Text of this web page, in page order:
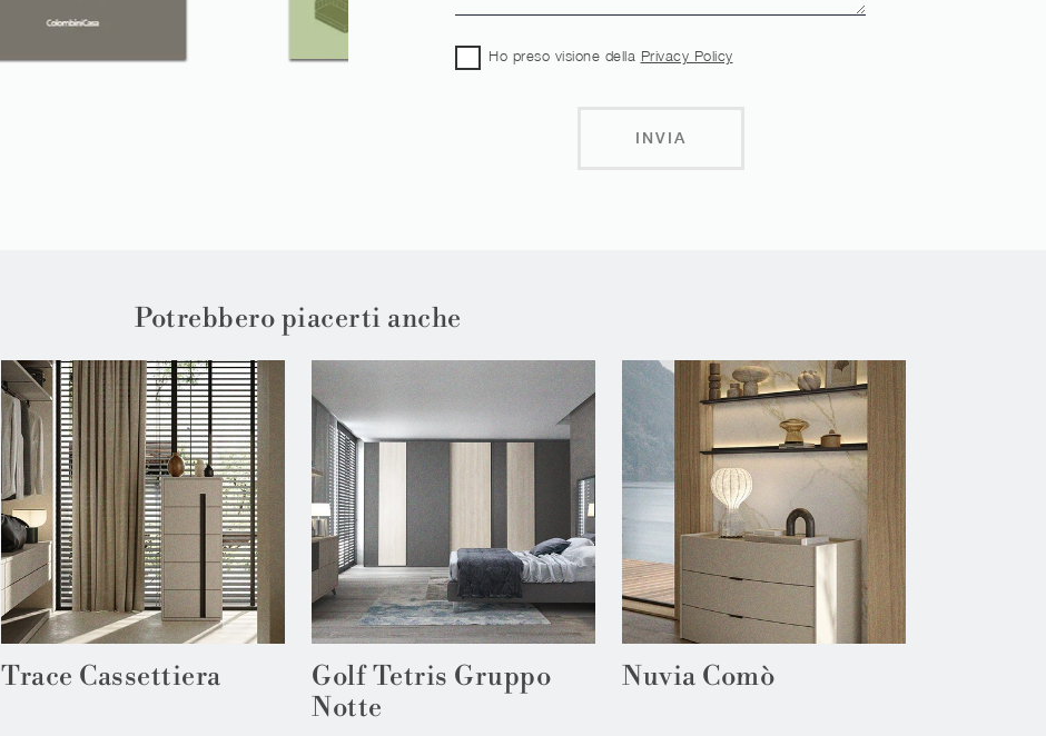
Ho preso visione della Privacy Policy
INVIA
Potrebbero piacerti anche
Trace Cassettiera
Golf Tetris Gruppo
Notte
Nuvia Comò